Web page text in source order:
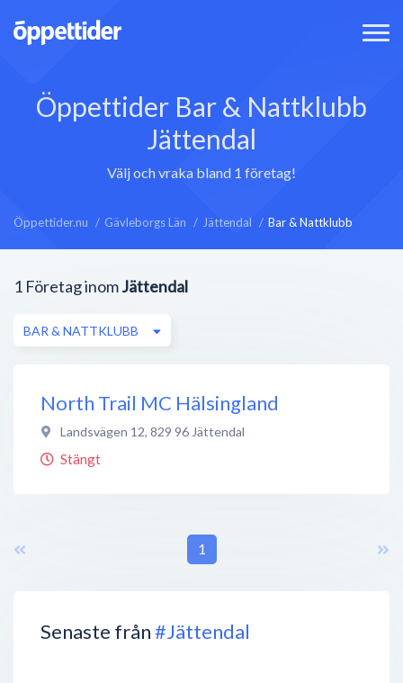
Öppettider Bar & Nattklubb
Jättendal
Välj och vraka bland 1 företag!
Öppettider.nu Gävleborgs Län Jättendal Bar & Nattklubb
Senaste från#Jättendal
1 Företag inomJättendal
BAR & NATTKLUBB
North Trail MC Hälsingland
Landsvägen 12, 829 96 Jättendal
Stängt
1